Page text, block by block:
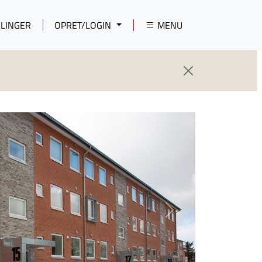
OPRET/LOGIN MENU
Next